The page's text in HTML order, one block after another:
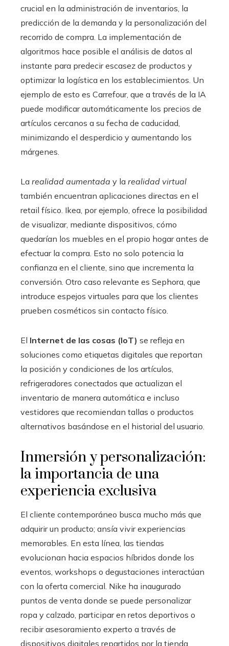
crucial en la administración de inventarios, la
predicción de la demanda y la personalización del
recorrido de compra. La implementación de
algoritmos hace posible el análisis de datos al
instante para predecir escasez de productos y
optimizar la logística en los establecimientos. Un
ejemplo de esto es Carrefour, que a través de la IA
puede modificar automáticamente los precios de
artículos cercanos a su fecha de caducidad,
minimizando el desperdicio y aumentando los
márgenes.
La realidad aumentada y la realidad virtual
también encuentran aplicaciones directas en el
retail físico. Ikea, por ejemplo, ofrece la posibilidad
de visualizar, mediante dispositivos, cómo
quedarían los muebles en el propio hogar antes de
efectuar la compra. Esto no solo potencia la
confianza en el cliente, sino que incrementa la
conversión. Otro caso relevante es Sephora, que
introduce espejos virtuales para que los clientes
prueben cosméticos sin contacto físico.
El Internet de las cosas (IoT) se refleja en
soluciones como etiquetas digitales que reportan
la posición y condiciones de los artículos,
refrigeradores conectados que actualizan el
inventario de manera automática e incluso
vestidores que recomiendan tallas o productos
alternativos basándose en el historial del usuario.
Inmersión y personalización:
la importancia de una
experiencia exclusiva
El cliente contemporáneo busca mucho más que
adquirir un producto; ansía vivir experiencias
memorables. En esta línea, las tiendas
evolucionan hacia espacios híbridos donde los
eventos, workshops o degustaciones interactúan
con la oferta comercial. Nike ha inaugurado
puntos de venta donde se puede personalizar
ropa y calzado, participar en retos deportivos o
recibir asesoramiento experto a través de
dispositivos digitales repartidos por la tienda.